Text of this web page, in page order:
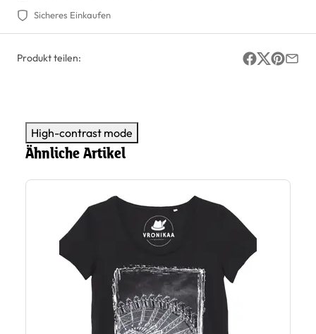
Sicheres Einkaufen
Produkt teilen:
High-contrast mode
Ähnliche Artikel